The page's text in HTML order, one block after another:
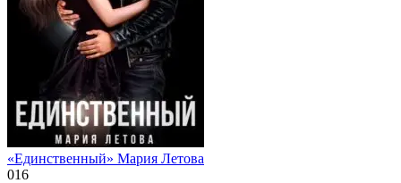
«Единственный» Мария Летова
016